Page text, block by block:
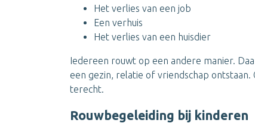
Het verlies van een job
Een verhuis
Het verlies van een huisdier
Iedereen rouwt op een andere manier.
een gezin, relatie of vriendschap
terecht.
Rouwbegeleiding bij kinderen